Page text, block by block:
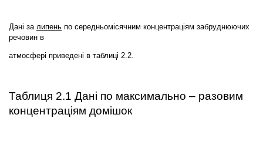
Дані за липень по середньомісячним концентраціям забруднюючих
речовин в
атмосфері приведені в таблиці 2.2.
Таблиця 2.1 Дані по максимально – разовим
концентраціям домішок